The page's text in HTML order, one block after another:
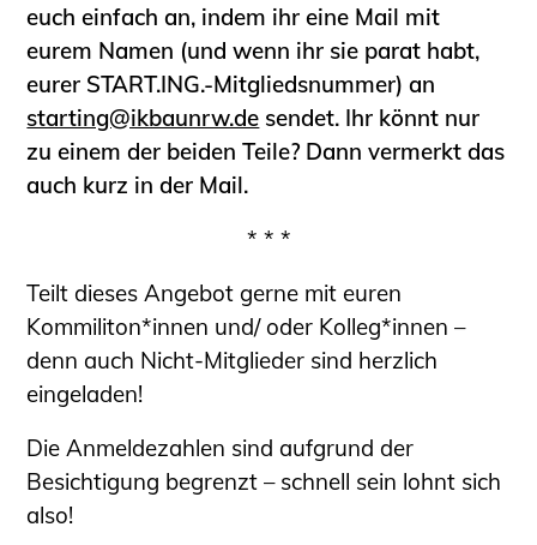
Kontakt und Anfahrt
Impressum
Datenschutz
Ingenieurakademie West
euch einfach an, indem ihr eine Mail mit
eurem Namen (und wenn ihr sie parat habt,
eurer START.ING.-Mitgliedsnummer) an
starting@ikbaunrw.de sendet. Ihr könnt nur
zu einem der beiden Teile? Dann vermerkt das
auch kurz in der Mail.
* * *
Teilt dieses Angebot gerne mit euren
Kommiliton*innen und/ oder Kolleg*innen –
denn auch Nicht-Mitglieder sind herzlich
eingeladen!
Die Anmeldezahlen sind aufgrund der
Besichtigung begrenzt – schnell sein lohnt sich
also!